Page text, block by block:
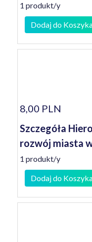
1 produkt/y
Dodaj do
8,00 PLN
Szczegóła
rozwój miasta
1 produkt/y
Dodaj do